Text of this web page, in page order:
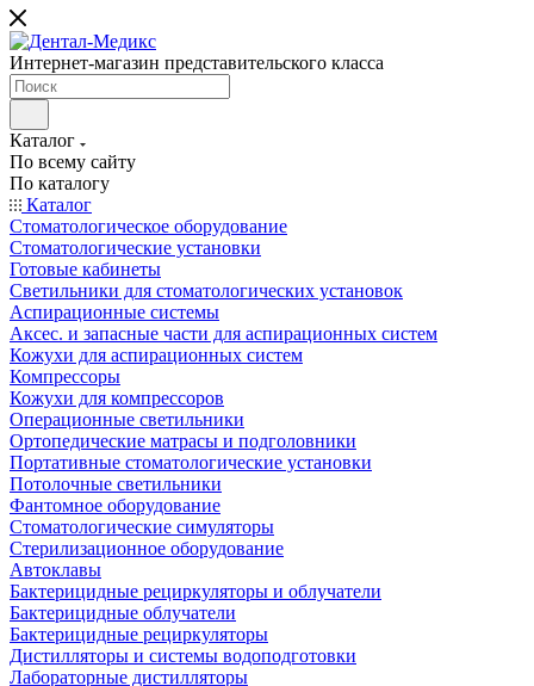
Интернет-магазин представительского класса
Каталог
По всему сайту
По каталогу
Каталог
Стоматологическое оборудование
Стоматологические установки
Готовые кабинеты
Светильники для стоматологических установок
Аспирационные системы
Аксес. и запасные части для аспирационных систем
Кожухи для аспирационных систем
Компрессоры
Кожухи для компрессоров
Операционные светильники
Ортопедические матрасы и подголовники
Портативные стоматологические установки
Потолочные светильники
Фантомное оборудование
Стоматологические симуляторы
Стерилизационное оборудование
Автоклавы
Бактерицидные рециркуляторы и облучатели
Бактерицидные облучатели
Бактерицидные рециркуляторы
Дистилляторы и системы водоподготовки
Лабораторные дистилляторы